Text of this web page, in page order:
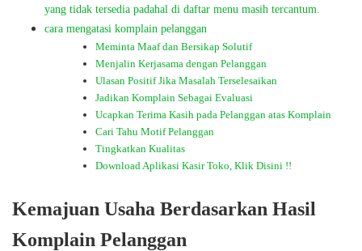
yang tidak tersedia padahal di daftar menu masih tercantum.
cara mengatasi komplain pelanggan
Meminta Maaf dan Bersikap Solutif
Menjalin Kerjasama dengan Pelanggan
Ulasan Positif Jika Masalah Terselesaikan
Jadikan Komplain Sebagai Evaluasi
Ucapkan Terima Kasih pada Pelanggan atas Komplain
Cari Tahu Motif Pelanggan
Tingkatkan Kualitas
Download Aplikasi Kasir Toko, Klik Disini !!
Kemajuan Usaha Berdasarkan Hasil
Komplain Pelanggan